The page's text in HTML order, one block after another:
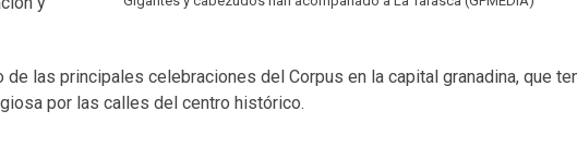
las principales celebraciones del Corpus en la capital granadina, que
por las calles del centro histórico.